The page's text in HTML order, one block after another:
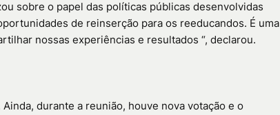
sobre o papel das políticas públicas desenvolvidas
de reinserção para os reeducandos. É uma
nossas experiências e resultados “, declarou.
durante a reunião, houve nova votação e o